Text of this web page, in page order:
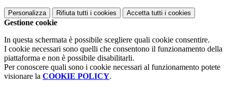
Personalizza Rifiuta tutti i cookies Accetta tutti i cookies
Gestione cookie
In questa schermata è possibile scegliere quali cookie consentire.
I cookie necessari sono quelli che consentono il funzionamento della
piattaforma e non è possibile disabilitarli.
Per conoscere quali sono i cookie necessari al funzionamento potete
visionare la COOKIE POLICY.